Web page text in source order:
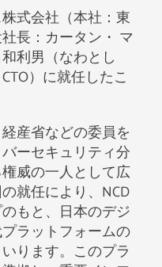
式会社（本社：東
長：カータン・ マ
利男（なわとし
）に就任したこ
産省などの委員を
ーセキュリティ分
威の一人として広
就任により、NCD
もと、日本のデジ
ラットフォームの
ります。このプラ